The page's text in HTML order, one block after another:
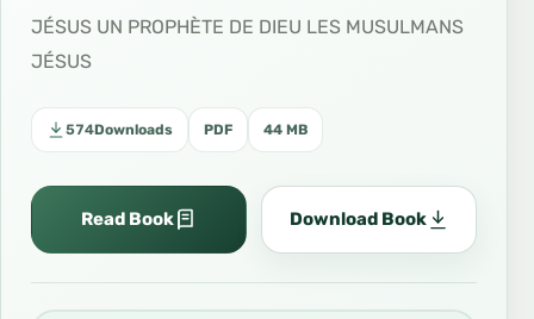
JÉSUS UN PROPHÈTE DE DIEU LES MUSULMANS
JÉSUS
574Downloads PDF 44 MB
Read Book Download Book